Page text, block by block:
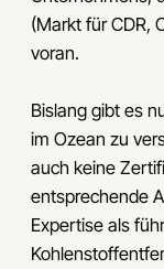
(Markt für CDR,
voran.
Bislang gibt es
im Ozean zu
auch keine
entsprechende
Expertise als